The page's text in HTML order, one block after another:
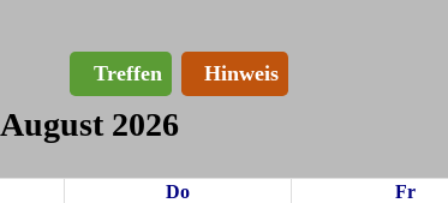
Treffen Hinweis
August 2026
Do
Fr